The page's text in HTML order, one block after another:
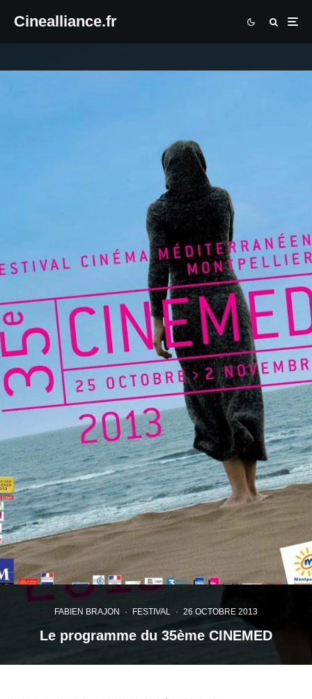
Cinealliance.fr
FABIEN BRAJON · FESTIVAL · 26 OCTOBRE 2013
Le programme du 35ème CINEMED